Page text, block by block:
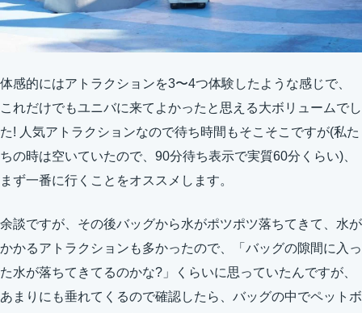
体感的にはアトラクションを3〜4つ体験したような感じで、
これだけでもユニバに来てよかったと思える大ボリュームでし
た! 人気アトラクションなので待ち時間もそこそこですが(私た
ちの時は空いていたので、90分待ち表示で実質60分くらい)、
まず一番に行くことをオススメします。
余談ですが、その後バッグから水がポツポツ落ちてきて、水が
かかるアトラクションも多かったので、「バッグの隙間に入っ
た水が落ちてきてるのかな?」くらいに思っていたんですが、
あまりにも垂れてくるので確認したら、バッグの中でペットボ